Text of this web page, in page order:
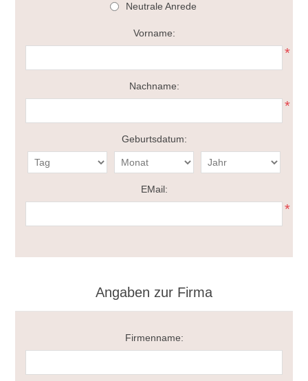
Neutrale Anrede
Vorname:
*
Nachname:
*
Geburtsdatum:
EMail:
*
Angaben zur Firma
Firmenname: